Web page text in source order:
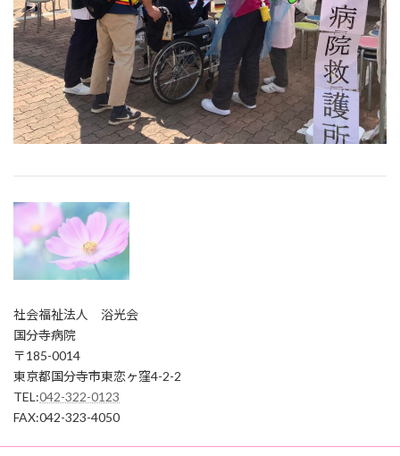
社会福祉法人 浴光会
国分寺病院
〒185-0014
東京都国分寺市東恋ヶ窪4-2-2
TEL:042-322-0123
FAX:042-323-4050